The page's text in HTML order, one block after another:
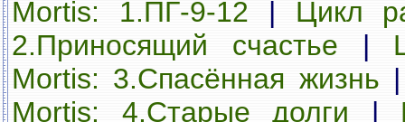
Mortis: 1.ПГ-9-12 | Цикл
2.Приносящий счастье |
Mortis: 3.Спасённая жизнь
Mortis: 4.Cтарые долги |